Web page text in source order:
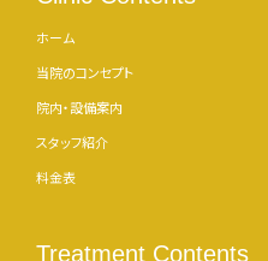
ホーム
当院のコンセプト
院内・設備案内
スタッフ紹介
料金表
Treatment Contents